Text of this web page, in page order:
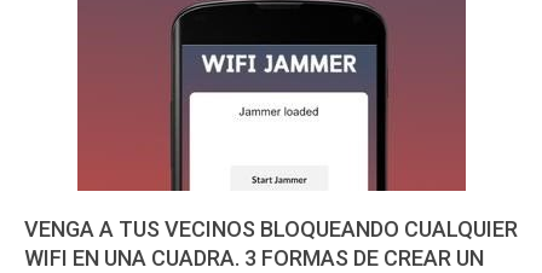
VENGA A TUS VECINOS BLOQUEANDO CUALQUIER
WIFI EN UNA CUADRA. 3 FORMAS DE CREAR UN